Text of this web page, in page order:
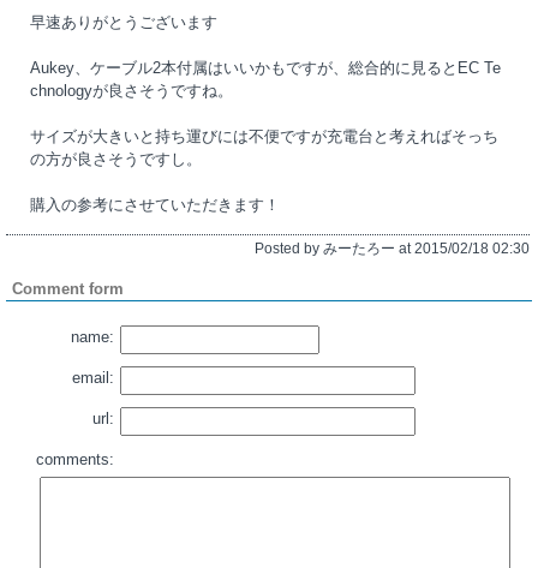
早速ありがとうございます
Aukey、ケーブル2本付属はいいかもですが、総合的に見るとEC Te
chnologyが良さそうですね。
サイズが大きいと持ち運びには不便ですが充電台と考えればそっち
の方が良さそうですし。
購入の参考にさせていただきます！
Posted by みーたろー at 2015/02/18 02:30
Comment form
name:
email:
url:
comments: